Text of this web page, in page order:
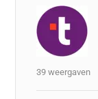
39 weergaven